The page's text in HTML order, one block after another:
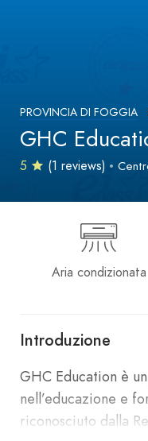
PROVINCIA DI FOGGIA
GHC
5 (1 reviews)
Aria condizionata
Introduzione
GHC Education è
nell’educazione e
riconosciuto dalla